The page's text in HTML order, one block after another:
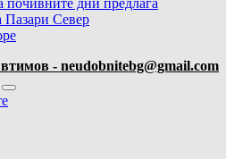
Пазари Север
- neudobnitebg@gmail.com